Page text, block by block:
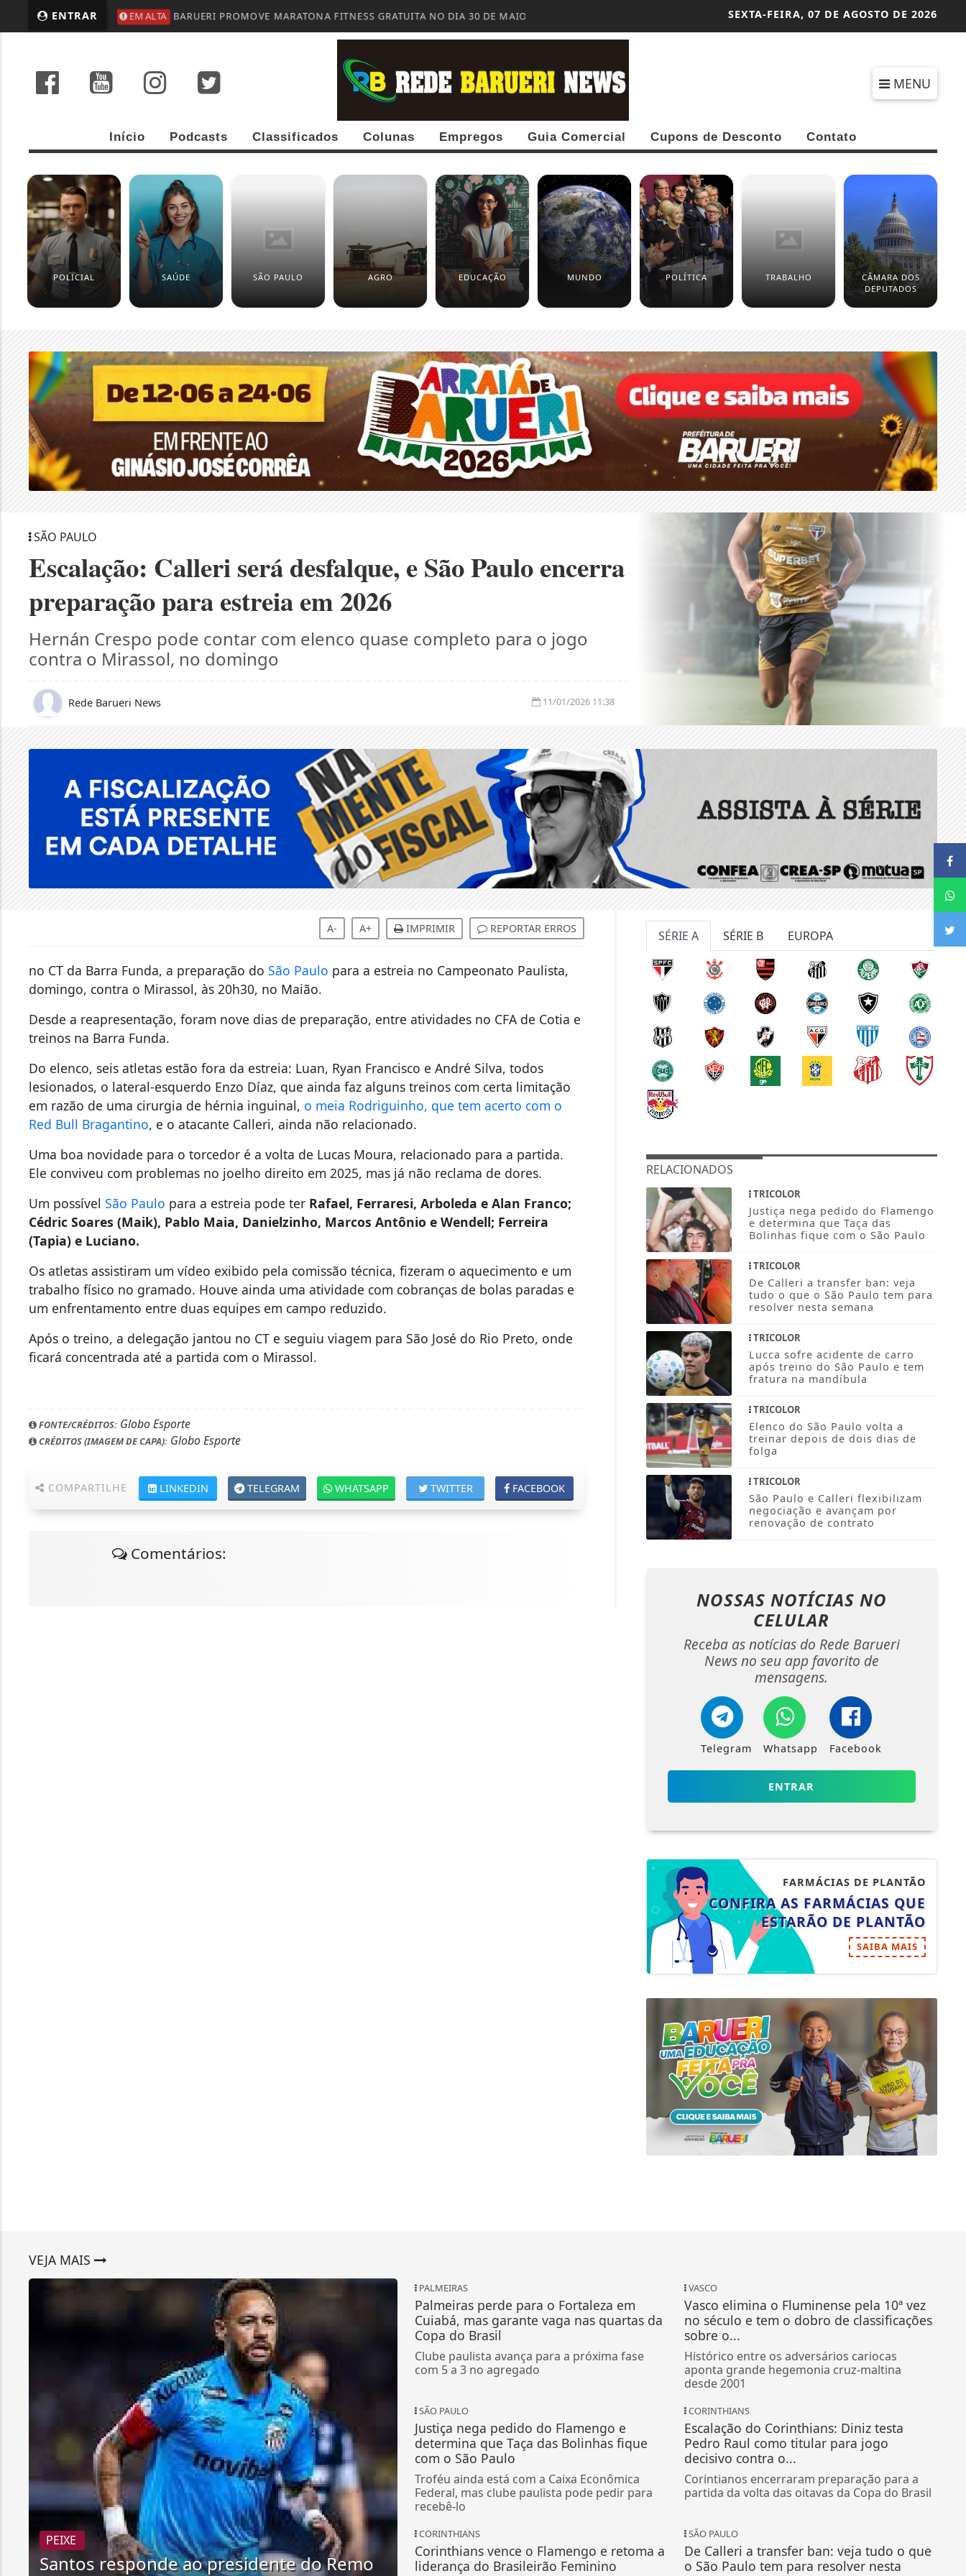
ENTRAR EM ALTA BARUERI PROMOVE MARATONA FITNESS GRATUITA NO DIA 30 DE MAIO SEXTA-FEIRA, 07 DE AGOSTO DE 2026
MENU
Início Podcasts Classificados Colunas Empregos Guia Comercial Cupons de Desconto Contato
POLICIAL SAÚDE SÃO PAULO AGRO EDUCAÇÃO MUNDO POLÍTICA TRABALHO
CÂMARA DOS
DEPUTADOS
SÃO PAULO
Escalação: Calleri será desfalque, e São Paulo encerra
preparação para estreia em 2026
Hernán Crespo pode contar com elenco quase completo para o jogo
contra o Mirassol, no domingo
Rede Barueri News 11/01/2026 11:38
A- A+ IMPRIMIR REPORTAR ERROS
no CT da Barra Funda, a preparação doSão Paulo para a estreia no Campeonato Paulista,
domingo, contra o Mirassol, às 20h30, no Maião.
Desde a reapresentação, foram nove dias de preparação, entre atividades no CFA de Cotia e
treinos na Barra Funda.
Do elenco, seis atletas estão fora da estreia: Luan, Ryan Francisco e André Silva, todos
lesionados, o lateral-esquerdo Enzo Díaz, que ainda faz alguns treinos com certa limitação
em razão de uma cirurgia de hérnia inguinal, o meia Rodriguinho, que tem acerto com o
Red Bull Bragantino, e o atacante Calleri, ainda não relacionado.
Uma boa novidade para o torcedor é a volta de Lucas Moura, relacionado para a partida.
Ele conviveu com problemas no joelho direito em 2025, mas já não reclama de dores.
Um possívelSão Paulo para a estreia pode ter Rafael, Ferraresi, Arboleda e Alan Franco;
Cédric Soares (Maik), Pablo Maia, Danielzinho, Marcos Antônio e Wendell; Ferreira
(Tapia) e Luciano.
Os atletas assistiram um vídeo exibido pela comissão técnica, fizeram o aquecimento e um
trabalho físico no gramado. Houve ainda uma atividade com cobranças de bolas paradas e
um enfrentamento entre duas equipes em campo reduzido.
Após o treino, a delegação jantou no CT e seguiu viagem para São José do Rio Preto, onde
ficará concentrada até a partida com o Mirassol.
FONTE/CRÉDITOS: Globo Esporte
CRÉDITOS (IMAGEM DE CAPA): Globo Esporte
COMPARTILHE FACEBOOK
TWITTER
WHATSAPP
TELEGRAM
LINKEDIN
Comentários:
SÉRIE A SÉRIE B EUROPA
RELACIONADOS
TRICOLOR
Justiça nega pedido do Flamengo
e determina que Taça das
Bolinhas fique com o São Paulo
TRICOLOR
De Calleri a transfer ban: veja
tudo o que o São Paulo tem para
resolver nesta semana
TRICOLOR
Lucca sofre acidente de carro
após treino do São Paulo e tem
fratura na mandíbula
TRICOLOR
Elenco do São Paulo volta a
treinar depois de dois dias de
folga
TRICOLOR
São Paulo e Calleri flexibilizam
negociação e avançam por
renovação de contrato
NOSSAS NOTÍCIAS NO
CELULAR
Receba as notícias do Rede Barueri
News no seu app favorito de
mensagens.
Telegram Whatsapp Facebook
ENTRAR
FARMÁCIAS DE PLANTÃO
CONFIRA AS FARMÁCIAS QUE
ESTARÃO DE PLANTÃO
SAIBA MAIS
VEJA MAIS
PEIXE
Santos responde ao presidente do Remo
PALMEIRAS
Palmeiras perde para o Fortaleza em
Cuiabá, mas garante vaga nas quartas da
Copa do Brasil
Clube paulista avança para a próxima fase
com 5 a 3 no agregado
VASCO
Vasco elimina o Fluminense pela 10ª vez
no século e tem o dobro de classificações
sobre o...
Histórico entre os adversários cariocas
aponta grande hegemonia cruz-maltina
desde 2001
SÃO PAULO
Justiça nega pedido do Flamengo e
determina que Taça das Bolinhas fique
com o São Paulo
Troféu ainda está com a Caixa Econômica
Federal, mas clube paulista pode pedir para
recebê-lo
CORINTHIANS
Escalação do Corinthians: Diniz testa
Pedro Raul como titular para jogo
decisivo contra o...
Corintianos encerraram preparação para a
partida da volta das oitavas da Copa do Brasil
CORINTHIANS
Corinthians vence o Flamengo e retoma a
liderança do Brasileirão Feminino
SÃO PAULO
De Calleri a transfer ban: veja tudo o que
o São Paulo tem para resolver nesta